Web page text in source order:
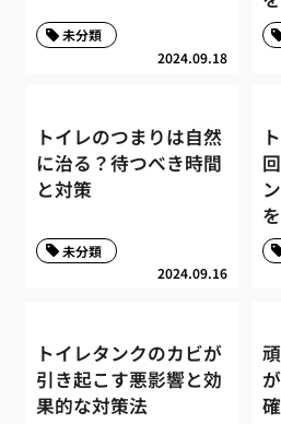
2024.09.18
未分類
トイレのつまりは自然
に治る？待つべき時間
と対策
2024.09.16
未分類
トイレタンクのカビが
引き起こす悪影響と効
果的な対策法